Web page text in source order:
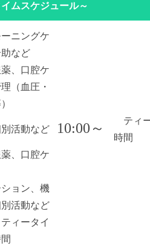
ムスケジュール～
ニングケ
など
、口腔ケ
（血圧・
活動など 10:00～
ティ
時間
、口腔ケ
ョン、機
活動など
ィータイ